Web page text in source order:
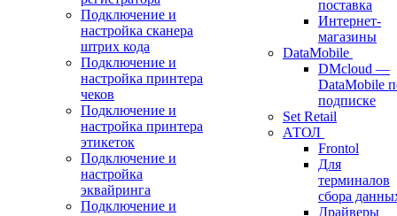
Подключение и
настройка сканера
штрих кода
Подключение и
настройка принтера
чеков
Подключение и
настройка принтера
этикеток
Подключение и
настройка
эквайринга
Подключение и
поставка
Интернет-
магазины
DataMobile
DMcloud —
DataMobile
подписке
Set Retail
АТОЛ
Frontol
Для
терминалов
сбора
Драйверы